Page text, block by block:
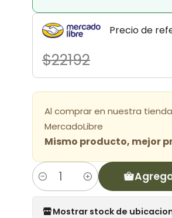
Precio de
$22192
Al comprar en nuestra
MercadoLibre
Mismo producto, mejor
Cantidad
Mostrar stock de